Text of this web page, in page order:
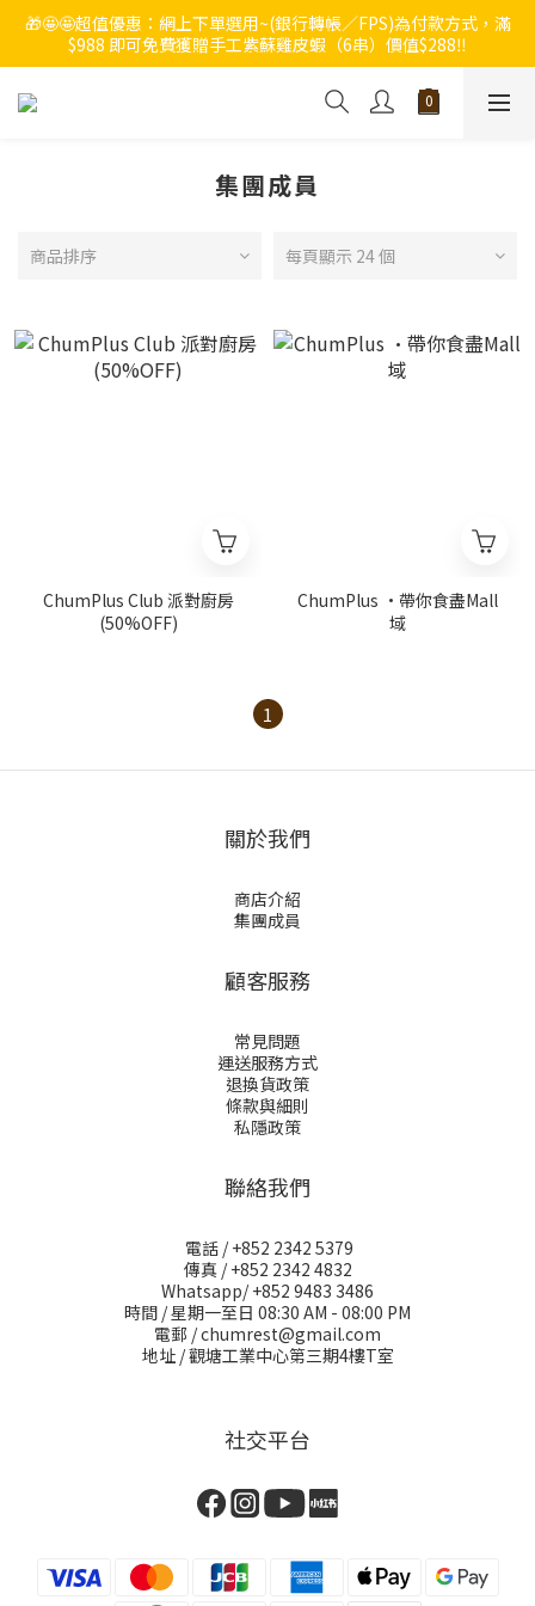
🔥🔥快啲登記成為ChumRest 老友記會員‼️積分當錢洗‼️
🎁🤩🤩超值優惠：網上下單選用~(銀行轉帳／FPS)為付款方式，滿
$988 即可免費獲贈手工紫蘇雞皮蝦（6串）價值$288‼️
🔥🔥快啲登記成為ChumRest 老友記會員‼️積分當錢洗‼️
集團成員
商品排序 每頁顯示 24 個
ChumPlus Club 派對廚房
(50%OFF)
ChumPlus ·帶你食盡Mall
域
1
關於我們
商店介紹
集團成員
顧客服務
常見問題
運送服務方式
退換貨政策
條款與細則
私隱政策
聯絡我們
電話 / +852 2342 5379
傳真 / +852 2342 4832
Whatsapp/ +852 9483 3486
時間 / 星期一至日 08:30 AM - 08:00 PM
電郵 / chumrest@gmail.com
地址 / 觀塘工業中心第三期4樓T室
社交平台